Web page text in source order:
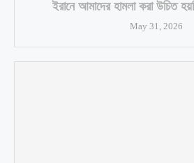
ইরানে আমাদের হামলা করা উচিত
May 31, 2026